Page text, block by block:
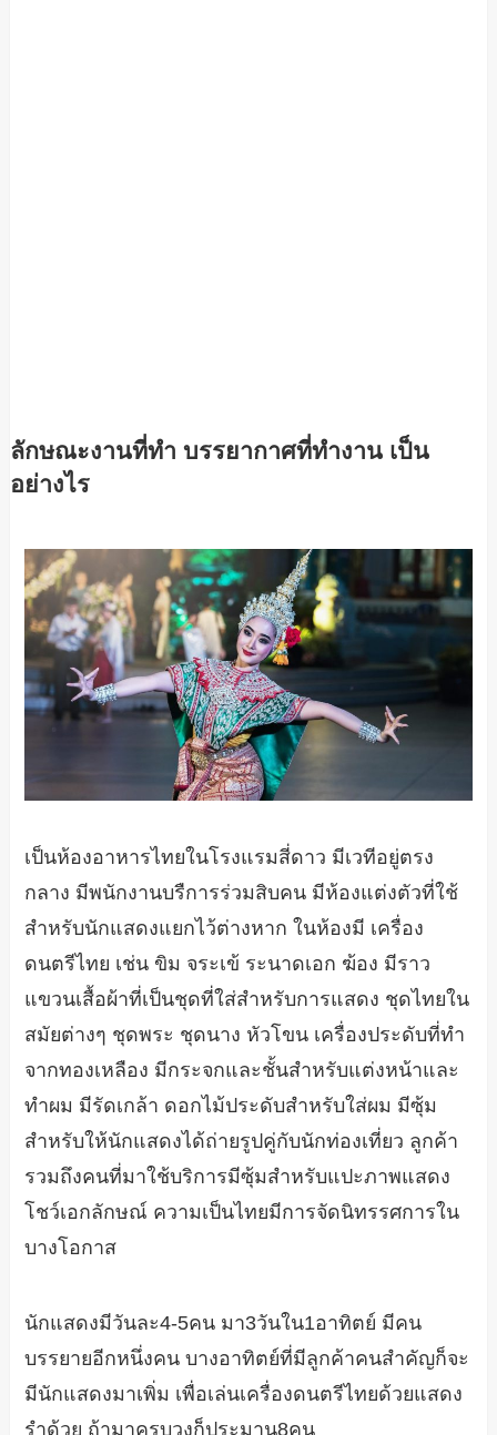
ลักษณะงานที่ทำ บรรยากาศที่ทำงาน เป็น
อย่างไร
เป็นห้องอาหารไทยในโรงแรมสี่ดาว มีเวทีอยู่ตรง
กลาง มีพนักงานบรืการร่วมสิบคน มีห้องแต่งตัวที่ใช้
สำหรับนักแสดงแยกไว้ต่างหาก ในห้องมี เครื่อง
ดนตรีไทย เช่น ขิม จระเข้ ระนาดเอก ฆ้อง มีราว
แขวนเสื้อผ้าที่เป็นชุดที่ใส่สำหรับการแสดง ชุดไทยใน
สมัยต่างๆ ชุดพระ ชุดนาง หัวโขน เครื่องประดับที่ทำ
จากทองเหลือง มีกระจกและชั้นสำหรับแต่งหน้าและ
ทำผม มีรัดเกล้า ดอกไม้ประดับสำหรับใส่ผม มีซุ้ม
สำหรับให้นักแสดงได้ถ่ายรูปคู่กับนักท่องเที่ยว ลูกค้า
รวมถึงคนที่มาใช้บริการมีซุ้มสำหรับแปะภาพแสดง
โชว์เอกลักษณ์ ความเป็นไทยมีการจัดนิทรรศการใน
บางโอกาส
นักแสดงมีวันละ4-5คน มา3วันใน1อาทิตย์ มีคน
บรรยายอีกหนึ่งคน บางอาทิตย์ที่มีลูกค้าคนสำคัญก็จะ
มีนักแสดงมาเพิ่ม เพื่อเล่นเครื่องดนตรีไทยด้วยแสดง
รำด้วย ถ้ามาครบวงก็ประมาน8คน